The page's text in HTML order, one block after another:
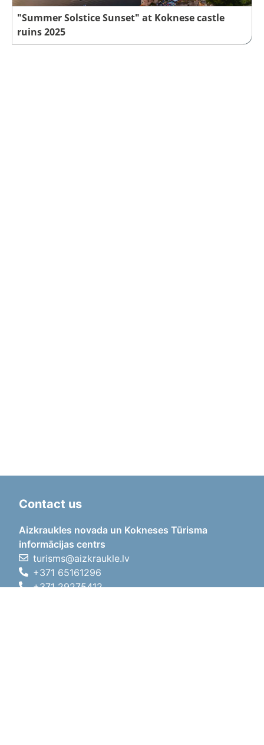
"Summer Solstice Sunset" at Koknese castle
ruins 2025
Contact us
Aizkraukles novada un Kokneses Tūrisma
informācijas centrs
turisms@aizkraukle.lv
+371 65161296
+371 29275412